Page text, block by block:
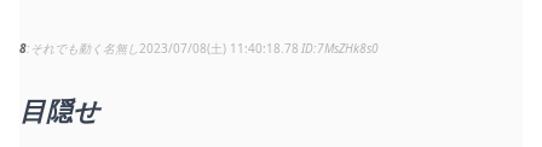
8 それでも動く名無し 2023/07/08(土) 11:40:18.78 7MsZHk8s0
目隠せ